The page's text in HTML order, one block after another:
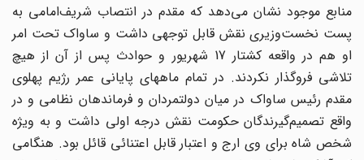
منابع موجود نشان می‌دهد که مقدم در انتصاب شریف‌امامی به
پست نخست‌وزیری نقش قابل توجهی داشت و ساواک تحت امر
او هم در واقعه کشتار 17 شهریور و حوادث پس از آن از هیچ
تلاشی فروگذار نکردند. در تمام ماههای پایانی عمر رژیم پهلوی
مقدم رئیس ساواک در میان دولتمردان و فرماندهان نظامی و در
واقع تصمیم‌گیرندگان حکومت نقش درجه اولی داشت و به ویژه
شخص شاه برای وی ارج و اعتبار قابل اعتنائی قائل بود. هنگامی